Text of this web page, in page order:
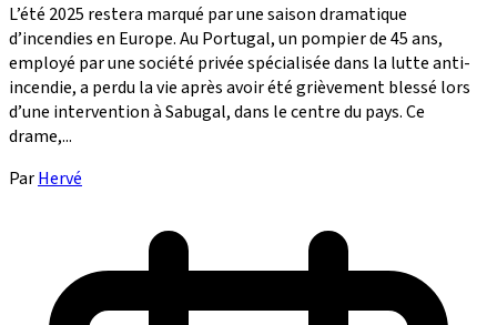
L’été 2025 restera marqué par une saison dramatique
d’incendies en Europe. Au Portugal, un pompier de 45 ans,
employé par une société privée spécialisée dans la lutte anti-
incendie, a perdu la vie après avoir été grièvement blessé lors
d’une intervention à Sabugal, dans le centre du pays. Ce
drame,...
ParHervé